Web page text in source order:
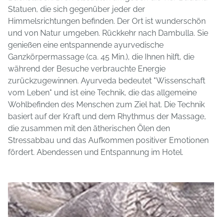
Statuen, die sich gegenüber jeder der
Himmelsrichtungen befinden. Der Ort ist wunderschön
und von Natur umgeben. Rückkehr nach Dambulla. Sie
genießen eine entspannende ayurvedische
Ganzkörpermassage (ca. 45 Min.), die Ihnen hilft, die
während der Besuche verbrauchte Energie
zurückzugewinnen. Ayurveda bedeutet "Wissenschaft
vom Leben" und ist eine Technik, die das allgemeine
Wohlbefinden des Menschen zum Ziel hat. Die Technik
basiert auf der Kraft und dem Rhythmus der Massage,
die zusammen mit den ätherischen Ölen den
Stressabbau und das Aufkommen positiver Emotionen
fördert. Abendessen und Entspannung im Hotel.